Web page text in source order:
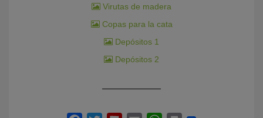
Virutas de madera
Copas para la cata
Depósitos 1
Depósitos 2